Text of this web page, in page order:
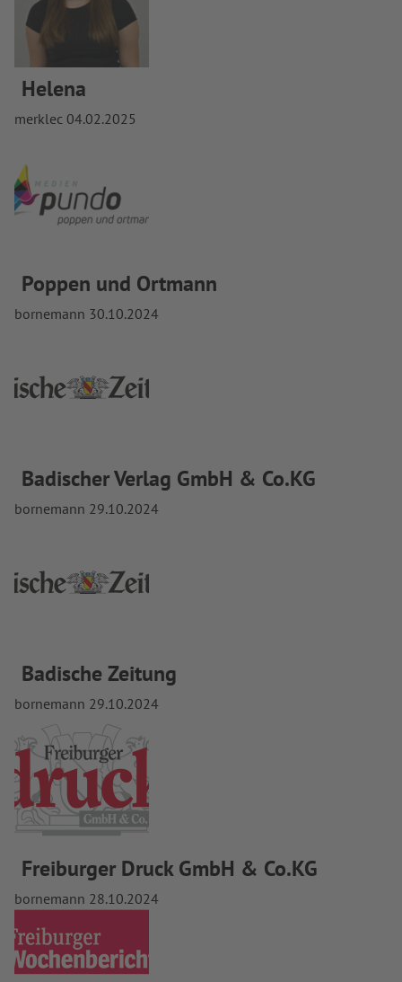
Helena
merklec 04.02.2025
Poppen und Ortmann
bornemann 30.10.2024
Badischer Verlag GmbH & Co.KG
bornemann 29.10.2024
Badische Zeitung
bornemann 29.10.2024
Freiburger Druck GmbH & Co.KG
bornemann 28.10.2024